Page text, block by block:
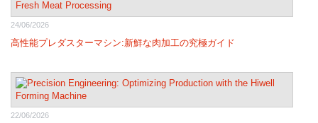
24/06/2026
高性能プレダスターマシン:新鮮な肉加工の究極ガイド
22/06/2026